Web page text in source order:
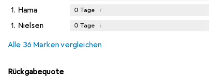
1. Hama 0 Tage i
1. Nielsen 0 Tage i
Alle 36 Marken vergleichen
Rückgabequote